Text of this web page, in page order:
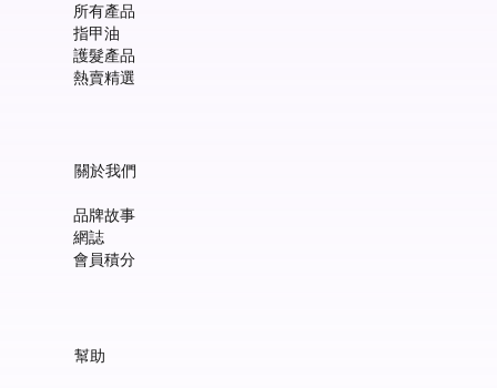
所有產品
指甲油
護髮產品
熱賣精選
關於我們
品牌故事
網誌
會員積分
幫助